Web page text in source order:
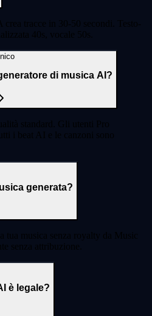
tracce in 30-50 secondi. Testo-
40s, vocale 50s.
di musica AI?
standard. Gli utenti Pro
i beat AI e le canzoni sono
generata?
musica senza royalty da Music
senza attribuzione.
è legale?